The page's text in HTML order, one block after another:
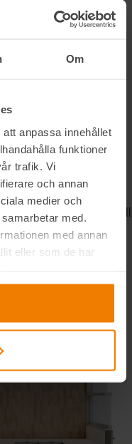
Om
anpassa innehållet
funktioner
trafik. Vi
och annan
medier och
med.
med annan
eller som de har
att man sitter stilla
pauser för
frisk luft eller göra
i rörelse.
för
trappa
för dig som vill ha
men fortfarande vill
Detta uppnås
vilket möjliggör ett
utrymmet.